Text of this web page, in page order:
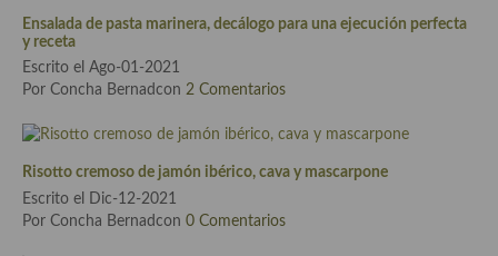
Cocina filipina
Cocina de Hawái
Cocina de Madagascar
Cocina Africana
Cocina Sudafrinaca
Ensalada de pasta marinera, decálogo para una ejecución perfecta
y receta
Escrito el Ago-01-2021
Por Concha Bernadcon 2 Comentarios
Risotto cremoso de jamón ibérico, cava y mascarpone
Escrito el Dic-12-2021
Por Concha Bernadcon 0 Comentarios